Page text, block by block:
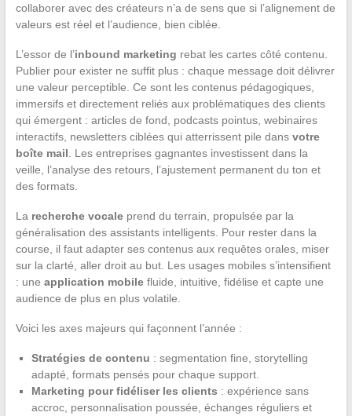
collaborer avec des créateurs n’a de sens que si l’alignement de
valeurs est réel et l’audience, bien ciblée.
L’essor de l’inbound marketing rebat les cartes côté contenu.
Publier pour exister ne suffit plus : chaque message doit délivrer
une valeur perceptible. Ce sont les contenus pédagogiques,
immersifs et directement reliés aux problématiques des clients
qui émergent : articles de fond, podcasts pointus, webinaires
interactifs, newsletters ciblées qui atterrissent pile dans votre
boîte mail . Les entreprises gagnantes investissent dans la
veille, l’analyse des retours, l’ajustement permanent du ton et
des formats.
La recherche vocaleprend du terrain, propulsée par la
généralisation des assistants intelligents. Pour rester dans la
course, il faut adapter ses contenus aux requêtes orales, miser
sur la clarté, aller droit au but. Les usages mobiles s’intensifient
: une application mobilefluide, intuitive, fidélise et capte une
audience de plus en plus volatile.
Voici les axes majeurs qui façonnent l’année :
Stratégies de contenu : segmentation fine, storytelling
adapté, formats pensés pour chaque support.
Marketing pour fidéliser les clients : expérience sans
accroc, personnalisation poussée, échanges réguliers et